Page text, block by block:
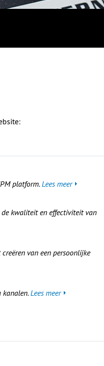
platform.Lees meer
de kwaliteit en effectiviteit van
van een persoonlijke
kanalen.Lees meer